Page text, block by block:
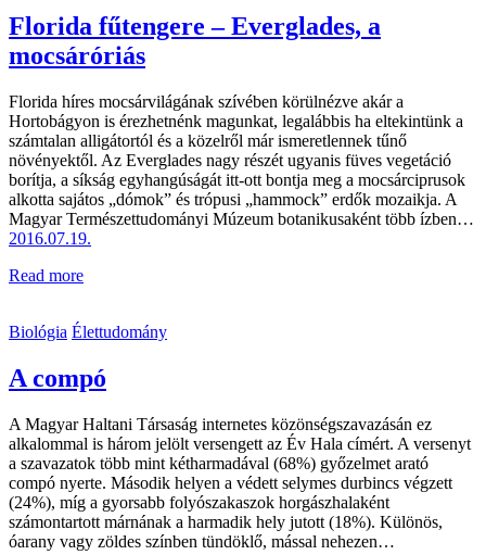
Florida fűtengere – Everglades, a
mocsáróriás
Florida híres mocsárvilágának szívében körülnézve akár a
Hortobágyon is érezhetnénk magunkat, legalábbis ha eltekintünk a
számtalan alligátortól és a közelről már ismeretlennek tűnő
növényektől. Az Everglades nagy részét ugyanis füves vegetáció
borítja, a síkság egyhangúságát itt-ott bontja meg a mocsárciprusok
alkotta sajátos „dómok” és trópusi „hammock” erdők mozaikja. A
Magyar Természettudományi Múzeum botanikusaként több ízben…
2016.07.19.
Read more
Biológia Élettudomány
A compó
A Magyar Haltani Társaság internetes közönségszavazásán ez
alkalommal is három jelölt versengett az Év Hala címért. A versenyt
a szavazatok több mint kétharmadával (68%) győzelmet arató
compó nyerte. Második helyen a védett selymes durbincs végzett
(24%), míg a gyorsabb folyószakaszok horgászhalaként
számontartott márnának a harmadik hely jutott (18%). Különös,
óarany vagy zöldes színben tündöklő, mással nehezen…